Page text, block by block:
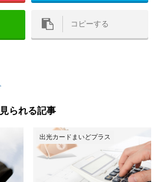
コピーする
られる記事
出光カードまいどプラス